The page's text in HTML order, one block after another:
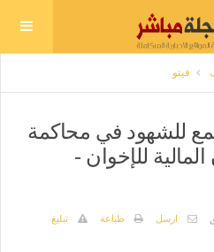
فيتو
للشهود في محاكمة
المالية للإخوان -
ارسل طباعة
تبليغ